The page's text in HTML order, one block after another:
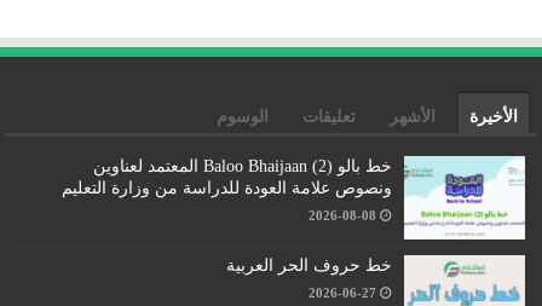
الأخيرة الأشهر تعليقات الوسوم
خط بالو (2) Baloo Bhaijaan المعتمد لعناوين
ونصوص علامة العودة للدراسة من وزارة التعليم
2026-08-08
خط حروف الحر العربية
2026-06-27